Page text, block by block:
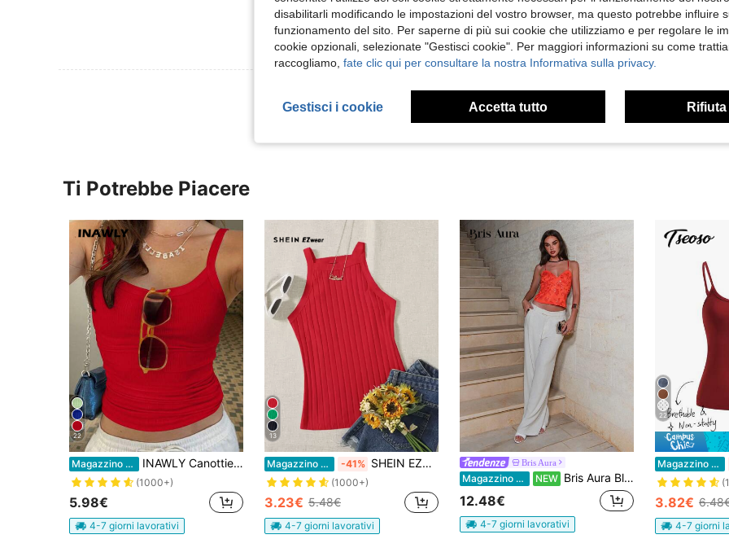
Utile (0)
Visualizza Altre Recensioni
Ti Potrebbe Piacere
22
Magazzino EU INAWLY Canottiera estiva aderente semplice e versatile per donne
(1000+)
5.98€
4-7 giorni lavorativi
13
Magazzino EU -41% SHEIN EZwear Top halter monocolore a costine
(1000+)
3.23€ 5.48€
4-7 giorni lavorativi
Bris Aura
Magazzino EU NEW Bris Aura Blusa elegante senza maniche con fiori e perline, estiva per donna
12.48€
4-7 giorni lavorativi
22
Magazzino EU
3.82€
4-7 giorni
disabilitarli modificando le impostazioni del vostro browser, ma questo potrebbe influire
funzionamento del sito. Per saperne di più sui cookie che utilizziamo e per regolare le
cookie opzionali, selezionate "Gestisci cookie". Per maggiori informazioni su come
raccogliamo, fate clic qui per consultare la nostra Informativa sulla privacy.
Gestisci i cookie Accetta tutto